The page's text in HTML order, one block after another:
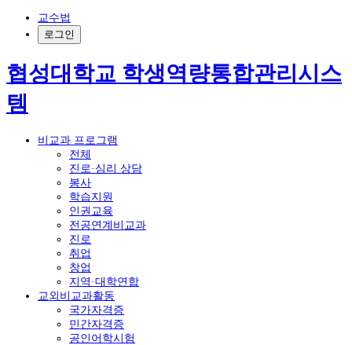
교수법
로그인
협성대학교 학생역량통합관리시스
템
비교과 프로그램
전체
진로·심리 상담
봉사
학습지원
인권교육
전공연계비교과
진로
취업
창업
지역·대학연합
교외비교과활동
국가자격증
민간자격증
공인어학시험